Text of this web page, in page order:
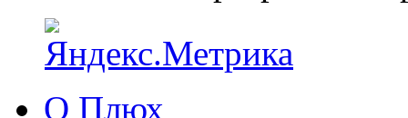
О Плюх